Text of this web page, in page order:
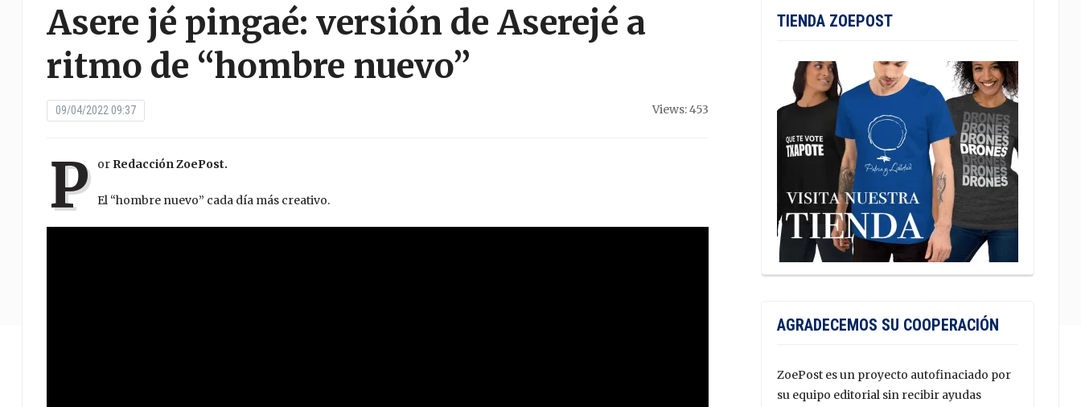
Asere jé pingaé: versión de Aserejé a
ritmo de “hombre nuevo”
09/04/2022 09:37 Views: 453
P or Redacción ZoePost.
El “hombre nuevo” cada día más creativo.
TIENDA ZOEPOST
AGRADECEMOS SU COOPERACIÓN
ZoePost es un proyecto autofinaciado por
su equipo editorial sin recibir ayudas